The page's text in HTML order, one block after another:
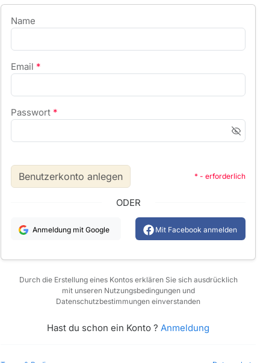
Name
Email *
Passwort *
Benutzerkonto anlegen * - erforderlich
ODER
Anmeldung mit Google Mit Facebook anmelden
Durch die Erstellung eines Kontos erklären Sie sich ausdrücklich
mit unseren Nutzungsbedingungen und
Datenschutzbestimmungen einverstanden
Hast du schon ein Konto ? Anmeldung